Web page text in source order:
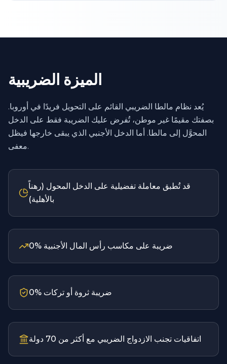
الميزة الضريبية
يُعد نظام مالطا الضريبي القائم على التحويل فريدًا في أوروبا.
بصفتك مقيمًا غير موطن، تُفرض عليك الضريبة فقط على الدخل
المحوَّل إلى مالطا. أما الدخل الأجنبي الذي يبقى خارجها فيظل
معفى.
قد تُطبق معاملة تفضيلية على الدخل المحول (رهناً
بالأهلية)
0% ضريبة على مكاسب رأس المال الأجنبية
0% ضريبة ثروة أو تركات
اتفاقيات تجنب الازدواج الضريبي مع أكثر من 70 دولة